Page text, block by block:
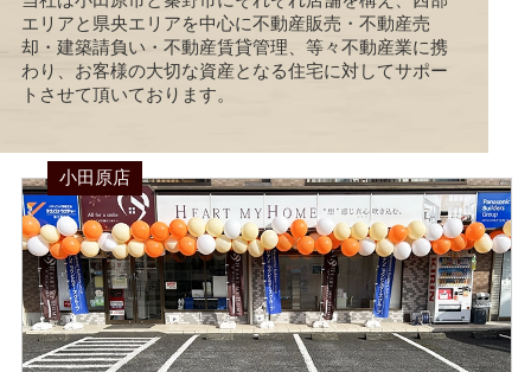
エリアと県央エリアを中心に不動産販売・不動産売
却・建築請負い・不動産賃貸管理、等々不動産業に携
わり、お客様の大切な資産となる住宅に対してサポー
トさせて頂いております。
小田原店